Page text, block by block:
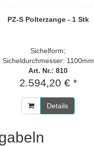
PZ-S Polterzange - 1 Stk
Sichelform;
Sicheldurchmesser: 1100mm
Art. Nr.: 810
2.594,20 € *
Details